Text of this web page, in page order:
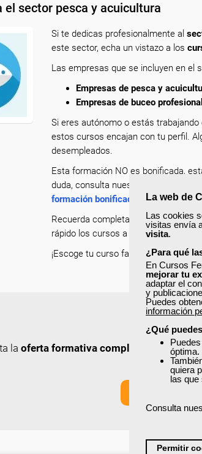
La web de
Las cookies
visitas envía
visita.
¿Para qué
En Cursos
mejorar tu
adaptar el
y
Puedes
información
¿Qué
Puedes
óptima.
quiera
las que
Consulta
Permitir
el sector pesca y acuicultura
Si te dedicas profesionalmente al
este sector, echa un vistazo a los
Las empresas que se incluyen en el
Empresas de pesca y
Empresas de buceo
Si eres autónomo o estás
estos cursos encajan con tu perfil.
desempleados.
Esta formación NO es bonificada,
duda, consulta nuestro post del Blog:
formación bonificada
Recuerda completar tu perfil en la
rápido los cursos a los que puedes
¡Escoge tu curso favorito, solicita tu
¿No
la oferta formativa completa
y accede